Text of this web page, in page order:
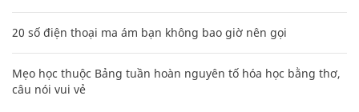
20 số điện thoại ma ám bạn không bao giờ nên gọi
Mẹo học thuộc Bảng tuần hoàn nguyên tố hóa học bằng thơ,
câu nói vui vẻ